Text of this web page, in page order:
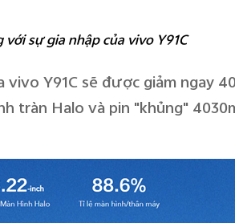
sự gia nhập của vivo Y91C
Y91C sẽ được giảm ngay
tràn Halo và pin "khủng"